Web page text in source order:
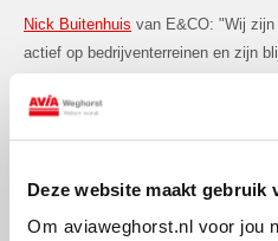
Deze website maakt gebruik
Om aviaweghorst.nl voor jou
Nick Buitenhuis van E&CO: "Wij
actief op bedrijventerreinen en zijn
hebben en waarde aan ons
de gehele exploitatiefase."
Bart Leussink van AVIA Weghorst
graag samen met E&CO om verder